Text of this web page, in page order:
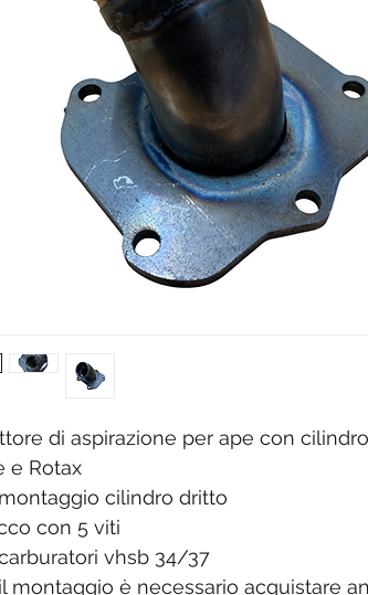
di aspirazione per ape con
e Rotax
cilindro dritto
con 5 viti
vhsb 34/37
montaggio è necessario acquistare